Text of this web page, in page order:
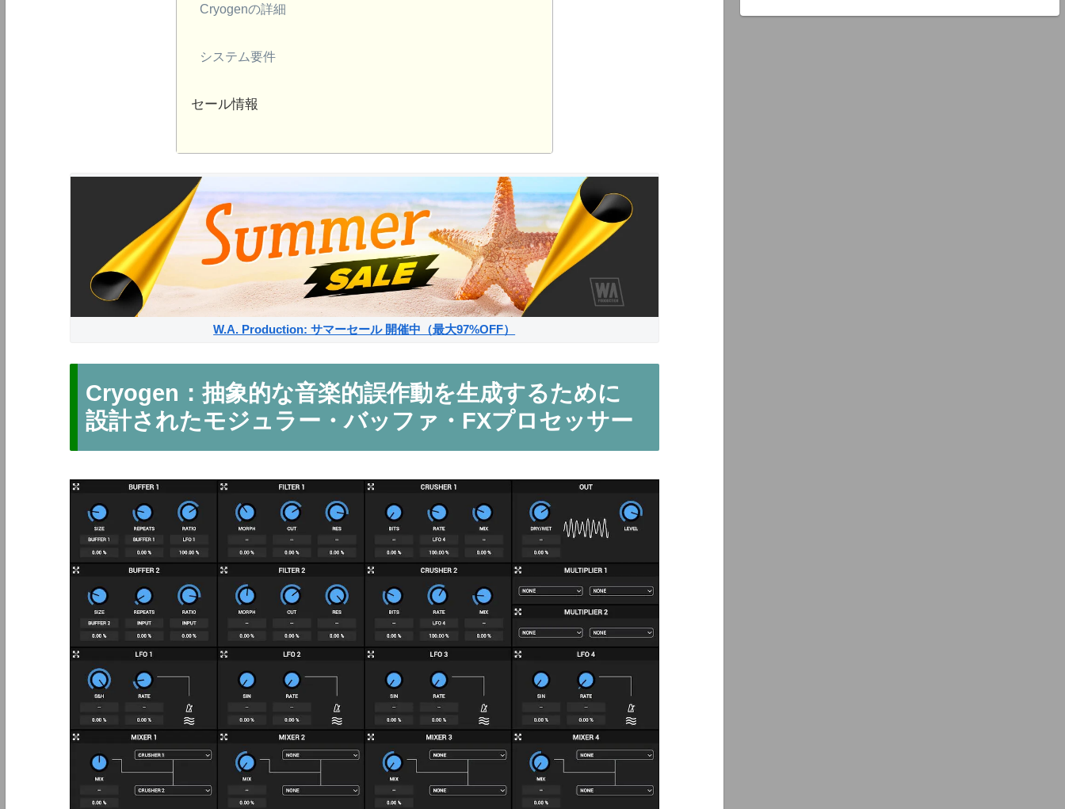
Cryogenの詳細
システム要件
セール情報
W.A. Production: サマーセール 開催中（最大97%OFF）
Cryogen：抽象的な音楽的誤作動を生成するために
設計されたモジュラー・バッファ・FXプロセッサー